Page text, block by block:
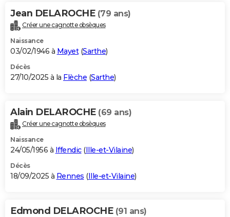
Jean DELAROCHE (79 ans)
Créer une cagnotte obsèques
Naissance
03/02/1946 à Mayet(Sarthe)
Décès
27/10/2025 à la Flèche (Sarthe)
Alain DELAROCHE (69 ans)
Créer une cagnotte obsèques
Naissance
24/05/1956 à Iffendic(Ille-et-Vilaine)
Décès
18/09/2025 à Rennes (Ille-et-Vilaine)
Edmond DELAROCHE (91 ans)